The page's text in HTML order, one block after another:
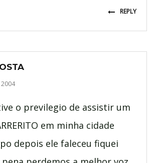
REPLY
o previlegio de assistir um
em minha cidade
depois ele faleceu fiquei